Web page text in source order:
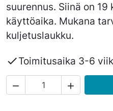
suurennus. Siinä on
käyttöaika. Mukana
kuljetuslaukku.
Toimitusaika 3-6
 